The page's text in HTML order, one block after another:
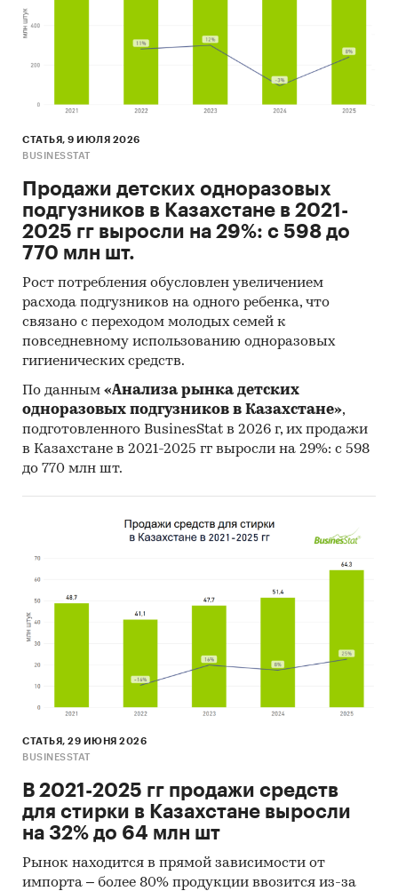
302,6 тыс.шт продукции.
- Лидером по импортным поставкам в 2023 г.
является Россия (более 42%).
- Большую часть продукции казахстанских
Количественные показатели в отчете
тенге
География исследования:
РК, регионы РК, страны мира
Категории: Потребительские товары / ... /
Уборка и уход за домом
Казахстан
СТАТЬЯ, 9 ИЮЛЯ 2026
BUSINESSTAT
Продажи детских одноразовых
подгузников в Казахстане в 2021-
2025 гг выросли на 29%: с 598 до
770 млн шт.
Рост потребления обусловлен увеличением
расхода подгузников на одного ребенка, что
связано с переходом молодых семей к
повседневному использованию одноразовых
гигиенических средств.
По данным «Анализа рынка детских
одноразовых подгузников в Казахстане»,
подготовленного BusinesStat в 2026 г, их продажи
в Казахстане в 2021-2025 гг выросли на 29%: с 598
до 770 млн шт.
СТАТЬЯ, 29 ИЮНЯ 2026
BUSINESSTAT
В 2021-2025 гг продажи средств
для стирки в Казахстане выросли
на 32% до 64 млн шт
Рынок находится в прямой зависимости от
импорта – более 80% продукции ввозится из-за